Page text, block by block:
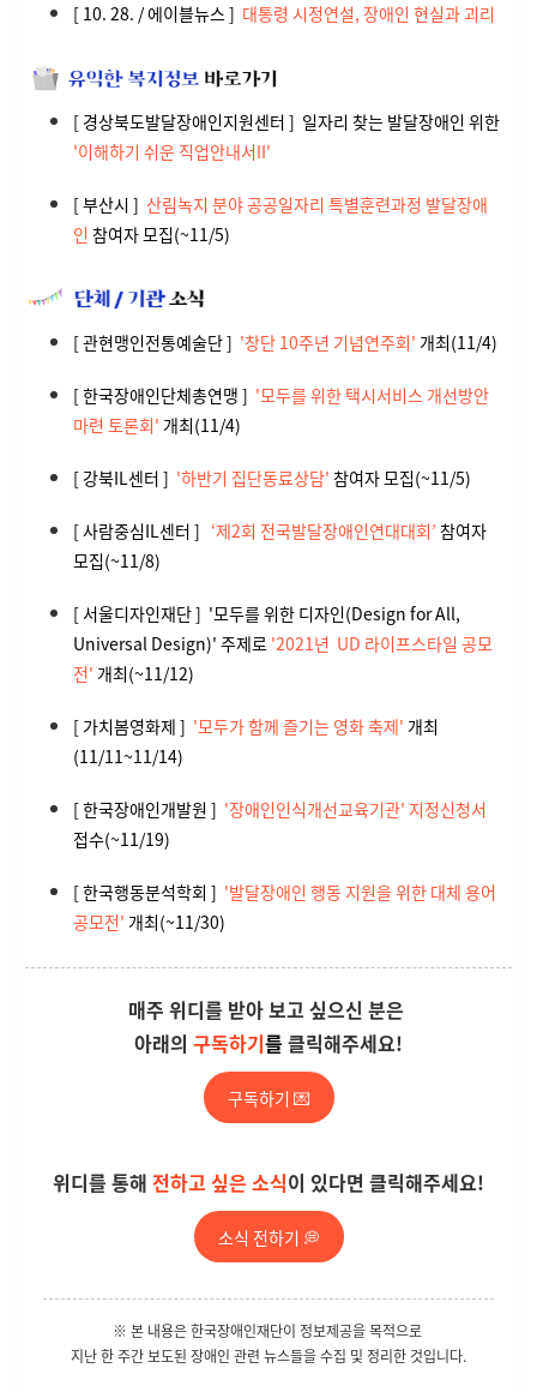
[ 10. 28. / 에이블뉴스 ] 대통령 시정연설, 장애인 현실과 괴리
[ 경상북도발달장애인지원센터 ] 일자리 찾는 발달장애인 위한
'이해하기 쉬운 직업안내서II'
[ 부산시 ] 산림녹지 분야 공공일자리 특별훈련과정 발달장애
인 참여자 모집(~11/5)
[ 관현맹인전통예술단 ] '창단 10주년 기념연주회' 개최(11/4)
[ 한국장애인단체총연맹 ] '모두를 위한 택시서비스 개선방안
마련 토론회' 개최(11/4)
[ 강북IL센터 ] '하반기 집단동료상담' 참여자 모집(~11/5)
[ 사람중심IL센터 ] ‘제2회 전국발달장애인연대대회’ 참여자
모집(~11/8)
[ 서울디자인재단 ] '모두를 위한 디자인(Design for All,
Universal Design)' 주제로 '2021년 UD 라이프스타일 공모
전' 개최(~11/12)
[ 가치봄영화제 ] '모두가 함께 즐기는 영화 축제' 개최
(11/11~11/14)
[ 한국장애인개발원 ] '장애인인식개선교육기관' 지정신청서
접수(~11/19)
[ 한국행동분석학회 ] '발달장애인 행동 지원을 위한 대체 용어
공모전' 개최(~11/30)
매주 위디를 받아 보고 싶으신 분은
아래의 구독하기를 클릭해주세요!
구독하기 💌
위디를 통해 전하고 싶은 소식이 있다면 클릭해주세요!
소식 전하기 💭
※ 본 내용은 한국장애인재단이 정보제공을 목적으로
지난 한 주간 보도된 장애인 관련 뉴스들을수집 및 정리한 것입니다.